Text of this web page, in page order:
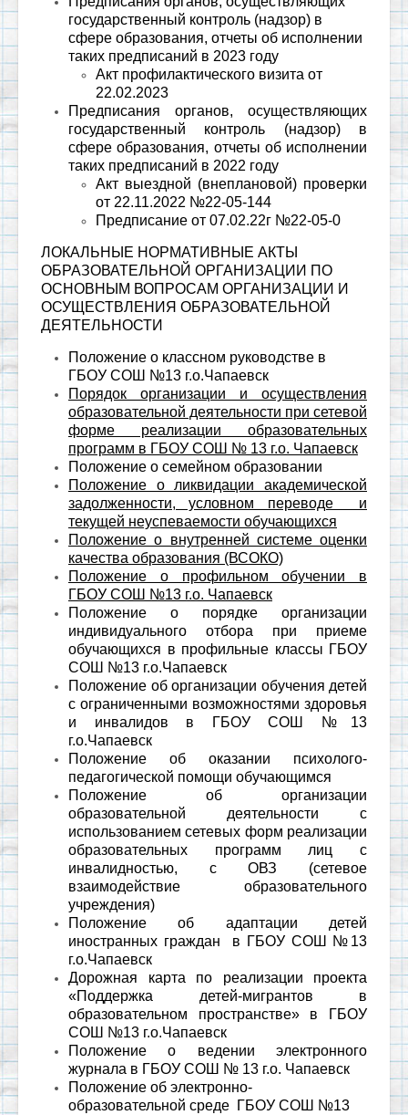
государственный контроль (надзор) в
сфере образования, отчеты об исполнении
таких предписаний в 2023 году
Акт профилактического визита от
22.02.2023
Предписания органов, осуществляющих
государственный контроль (надзор) в
сфере образования, отчеты об исполнении
таких предписаний в 2022 году
Акт выездной (внеплановой) проверки
от 22.11.2022 №22-05-144
Предписание от 07.02.22г №22-05-0
ЛОКАЛЬНЫЕ НОРМАТИВНЫЕ АКТЫ
ОБРАЗОВАТЕЛЬНОЙ ОРГАНИЗАЦИИ ПО
ОСНОВНЫМ ВОПРОСАМ ОРГАНИЗАЦИИ И
ОСУЩЕСТВЛЕНИЯ ОБРАЗОВАТЕЛЬНОЙ
ДЕЯТЕЛЬНОСТИ
Положение о классном руководстве в
ГБОУ СОШ №13 г.о.Чапаевск
Порядок организации и осуществления
образовательной деятельности при сетевой
форме реализации образовательных
программ в ГБОУ СОШ № 13 г.о. Чапаевск
Положение о семейном образовании
Положение о ликвидации академической
задолженности, условном переводе и
текущей неуспеваемости обучающихся
Положение о внутренней системе оценки
качества образования (ВСОКО)
Положение о профильном обучении в
ГБОУ СОШ №13 г.о. Чапаевск
Положение о порядке организации
индивидуального отбора при приеме
обучающихся в профильные классы ГБОУ
СОШ №13 г.о.Чапаевск
Положение об организации обучения детей
с ограниченными возможностями здоровья
и инвалидов в ГБОУ СОШ №13
г.о.Чапаевск
Положение об оказании психолого-
педагогической помощи обучающимся
Положение об организации
образовательной деятельности с
использованием сетевых форм реализации
образовательных программ лиц с
инвалидностью, с ОВЗ (сетевое
взаимодействие образовательного
учреждения)
Положение об адаптации детей
иностранных граждан в ГБОУ СОШ №13
г.о.Чапаевск
Дорожная карта по реализации проекта
«Поддержка детей-мигрантов в
образовательном пространстве» в ГБОУ
СОШ №13 г.о.Чапаевск
Положение о ведении электронного
журнала в ГБОУ СОШ № 13 г.о. Чапаевск
Положение об электронно-
образовательной среде ГБОУ СОШ №13